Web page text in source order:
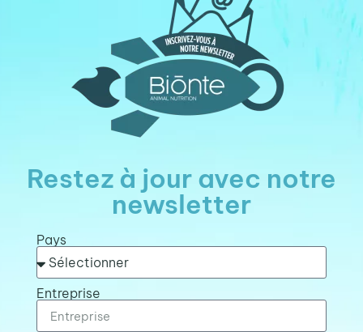
Restez à jour avec notre
newsletter
Pays
Entreprise